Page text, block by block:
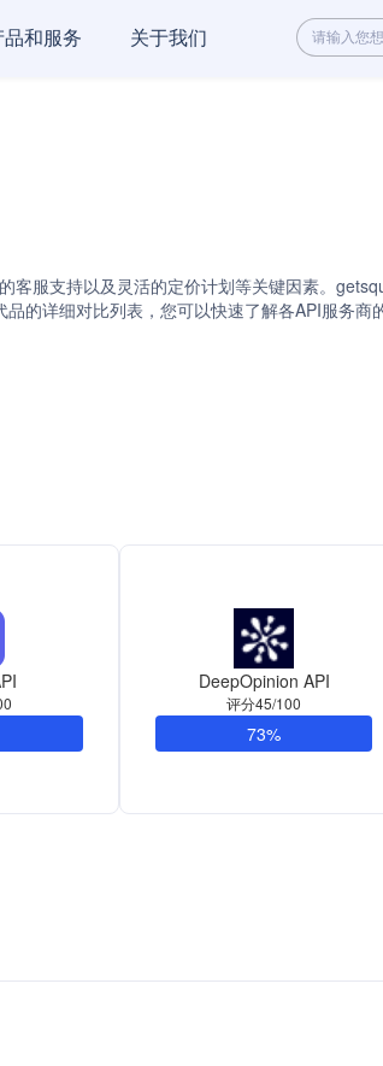
品和服务 关于我们
服支持以及灵活的定价计划等关键因素。
的详细对比列表，您可以快速了解各API服务商
DeepOpinion API
评分45/100
73%